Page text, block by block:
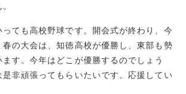
ても高校野球です。開会式が終わり、今
の大会は、知徳高校が優勝し、東部も勢
す。今年はどこが優勝するのでしょう
非頑張ってもらいたいです。応援してい